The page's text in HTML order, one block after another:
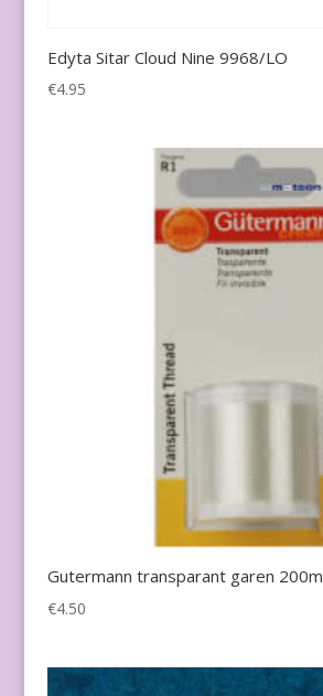
Edyta Sitar Cloud Nine 9968/LO
€4.95
Gutermann transparant garen 200m
€4.50